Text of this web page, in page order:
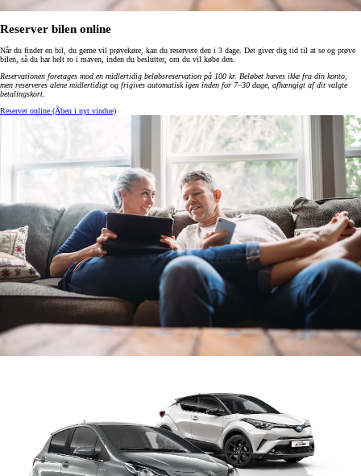
Reserver bilen online
Når du finder en bil, du gerne vil prøvekøre, kan du reservere den i 3 dage. Det giver dig tid til at se og prøve
bilen, så du har helt ro i maven, inden du beslutter, om du vil købe den.
Reservationen foretages mod en midlertidig beløbsreservation på 100 kr. Beløbet hæves ikke fra din konto,
men reserveres alene midlertidigt og frigives automatisk igen inden for 7–30 dage, afhængigt af dit valgte
betalingskort.
Reserver online (Åben i nyt vindue)